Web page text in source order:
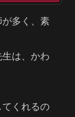
多く、素
は、かわ
くれるの